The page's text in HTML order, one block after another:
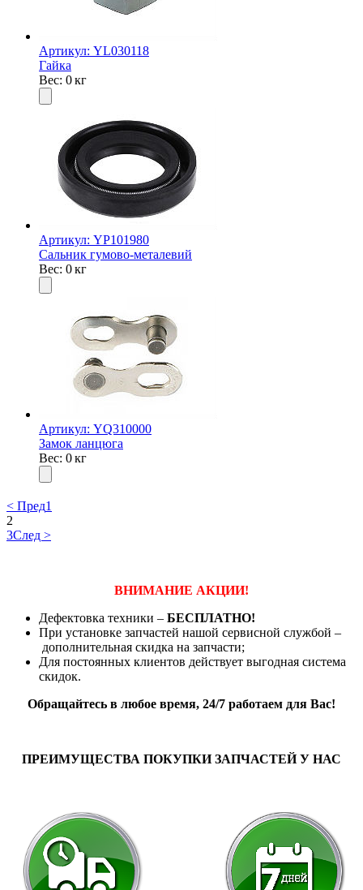
Артикул: YL030118
Гайка
Вес: 0 кг
Артикул: YP101980
Сальник гумово-металевий
Вес: 0 кг
Артикул: YQ310000
Замок ланцюга
Вес: 0 кг
< Пред1
2
3След >
ВНИМАНИЕ АКЦИИ!
Дефектовка техники – БЕСПЛАТНО!
При установке запчастей нашой сервисной службой –
дополнительная скидка на запчасти;
Для постоянных клиентов действует выгодная система
скидок.
Обращайтесь в любое время, 24/7 работаем для Вас!
ПРЕИМУЩЕСТВА ПОКУПКИ ЗАПЧАСТЕЙ У НАС